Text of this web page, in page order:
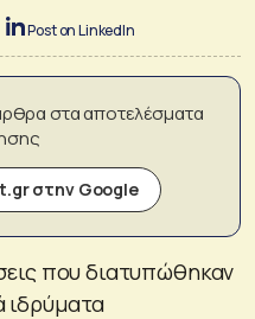
Post on LinkedIn
στα αποτελέσματα
στην Google
που διατυπώθηκαν
ιδρύματα